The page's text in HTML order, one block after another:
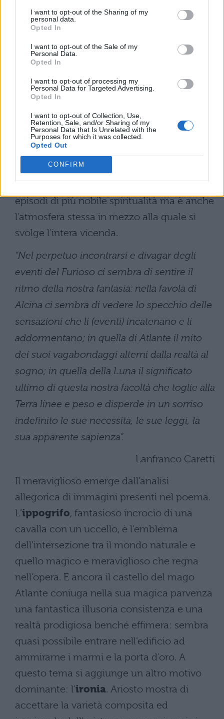
I want to opt-out of the Sharing of my
personal data.
Opted In
I want to opt-out of the Sale of my
Personal Data.
Opted In
I want to opt-out of processing my
Personal Data for Targeted Advertising.
Opted In
I want to opt-out of Collection, Use,
Retention, Sale, and/or Sharing of my
Personal Data that Is Unrelated with the
Purposes for which it was collected.
Opted Out
CONFIRM
dell’inganno, del tradimento, della superbia,
della violenza, della crudeltà. Come la vita
dei personaggi, anche quella dei sentimenti
è , nell’opera ariostesca, una vita così
strettamente correlata che i vari temi
dell’opera s’intrecciano tra loro
condizionandosi a vicenda e richiamandosi
l’uno con l’altro per affinità o per contrasto.
Fondamentale nell’Ariosto è anche iltema
del meraviglioso
particolari dell’Orlando: si concentra negli
episodi di più nobile spiritualità ma è anche
l’atmosfera stessa in mezzo alla quale si
svolge l’intera vicenda.
“Nel perpetuo incontrarsi e divagar degli
eventi del Furioso ci sembra di sentire il
ritmo della nostra fantasia: nella favola di
Alcina ci sembra di vedere lo specchio delle
sensazioni che li (eventi) incatenano e li
addormentano; in quella di Atlante il mito
dei suoi vagabondaggi alterni dalla realtà al
sogno; in quella della Luna il significato
ultimo di questa nostra facoltà che toglie alla
Terra linee e peso e disperde in un sorriso
indefinito le sue necessità, le sue leggi, la
sua apparente sapienza”.
Lanfranco Caretti
Il meraviglioso emerge dall’analisi
allegorica di immagini presenti nel poema.
L’ippogrifo, fantasioso incrocio di una
cavalla con un uccello, è l’emblema
dell’intersezione tra il mondo naturale e
quello magico e meraviglioso che regna
nell’opera. E ancora il castello del mago
Atlante coniuga nella sua magica parvenza
una fantastica illusoria consistenza e una
realtà prodigiosa benché effimera: sembra
quasi possibile entrare nell’edificio ad
ammirarne i marmi e la porta d’oro. A
questo tema si aggiunge un altro motivo
dominante: l’ironia. Ariosto mostra di
accettare la varietà composita ed